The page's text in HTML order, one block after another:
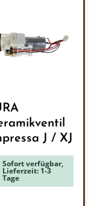
J / XJ
Sofort verfügbar,
Lieferzeit: 1-3
Tage